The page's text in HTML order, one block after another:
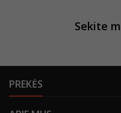
Sekite
PREKĖS